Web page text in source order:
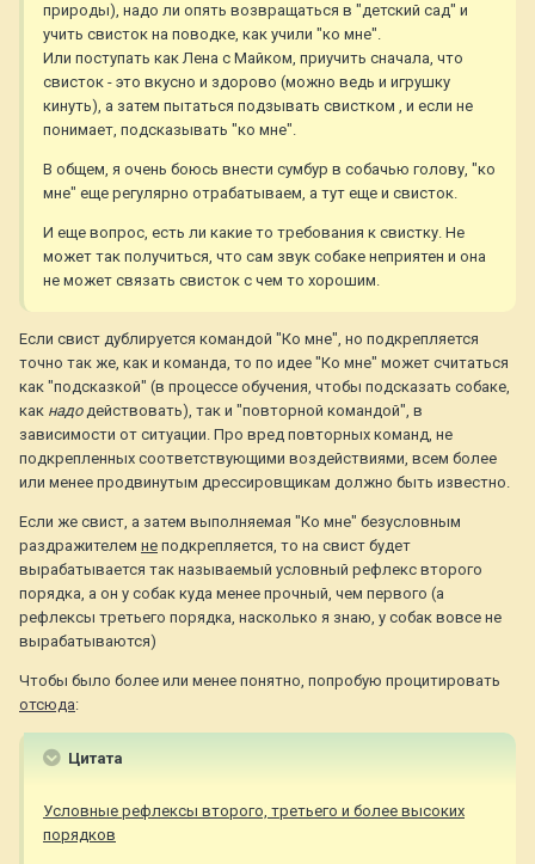
природы), надо ли опять возвращаться в "детский сад" и
учить свисток на поводке, как учили "ко мне".
Или поступать как Лена с Майком, приучить сначала, что
свисток - это вкусно и здорово (можно ведь и игрушку
кинуть), а затем пытаться подзывать свистком , и если не
понимает, подсказывать "ко мне".
В общем, я очень боюсь внести сумбур в собачью голову, "ко
мне" еще регулярно отрабатываем, а тут еще и свисток.
И еще вопрос, есть ли какие то требования к свистку. Не
может так получиться, что сам звук собаке неприятен и она
не может связать свисток с чем то хорошим.
Если свист дублируется командой "Ко мне", но подкрепляется
точно так же, как и команда, то по идее "Ко мне" может считаться
как "подсказкой" (в процессе обучения, чтобы подсказать собаке,
как надодействовать), так и "повторной командой", в
зависимости от ситуации. Про вред повторных команд, не
подкрепленных соответствующими воздействиями, всем более
или менее продвинутым дрессировщикам должно быть известно.
Если же свист, а затем выполняемая "Ко мне" безусловным
раздражителем не подкрепляется, то на свист будет
вырабатывается так называемый условный рефлекс второго
порядка, а он у собак куда менее прочный, чем первого (а
рефлексы третьего порядка, насколько я знаю, у собак вовсе не
вырабатываются)
Чтобы было более или менее понятно, попробую процитировать
отсюда:
Цитата
Условные рефлексы второго, третьего и более высоких
порядков